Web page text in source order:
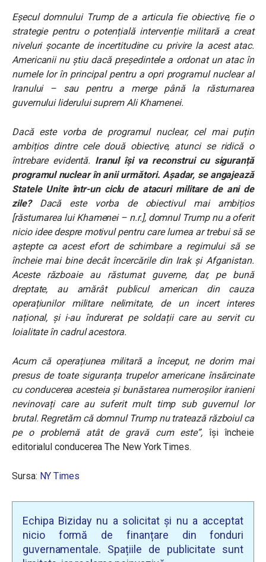
Eșecul domnului Trump de a articula fie obiective, fie o
strategie pentru o potențială intervenție militară a creat
niveluri șocante de incertitudine cu privire la acest atac.
Americanii nu știu dacă președintele a ordonat un atac în
numele lor în principal pentru a opri programul nuclear al
Iranului – sau pentru a merge până la răsturnarea
guvernului liderului suprem Ali Khamenei.
Dacă este vorba de programul nuclear, cel mai puțin
ambițios dintre cele două obiective, atunci se ridică o
întrebare evidentă. Iranul își va reconstrui cu siguranță
programul nuclear în anii următori. Așadar, se angajează
Statele Unite într-un ciclu de atacuri militare de ani de
zile?Dacă este vorba de obiectivul mai ambițios
[răsturnarea lui Khamenei – n.r.], domnul Trump nu a oferit
nicio idee despre motivul pentru care lumea ar trebui să se
aștepte ca acest efort de schimbare a regimului să se
încheie mai bine decât încercările din Irak și Afganistan.
Aceste războaie au răsturnat guverne, dar, pe bună
dreptate, au amărât publicul american din cauza
operațiunilor militare nelimitate, de un incert interes
național, și i-au îndurerat pe soldații care au servit cu
loialitate în cadrul acestora.
Acum că operațiunea militară a început, ne dorim mai
presus de toate siguranța trupelor americane însărcinate
cu conducerea acesteia și bunăstarea numeroșilor iranieni
nevinovați care au suferit mult timp sub guvernul lor
brutal. Regretăm că domnul Trump nu tratează războiul ca
pe o problemă atât de gravă cum este”, își încheie
editorialul conducerea The New York Times.
Sursa: NY Times
Echipa Biziday nu a solicitat și nu a acceptat
nicio formă de finanțare din fonduri
guvernamentale. Spațiile de publicitate sunt